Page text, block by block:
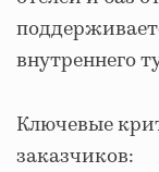
внутреннего
Ключевые
заказчиков: